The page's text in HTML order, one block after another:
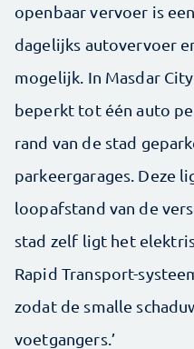
openbaar vervoer is
dagelijks autovervoer
mogelijk. In Masdar
beperkt tot één auto
rand van de stad
parkeergarages. Deze
loopafstand van de
stad zelf ligt het
Rapid Transport-­
zodat de smalle
voetgangers.’